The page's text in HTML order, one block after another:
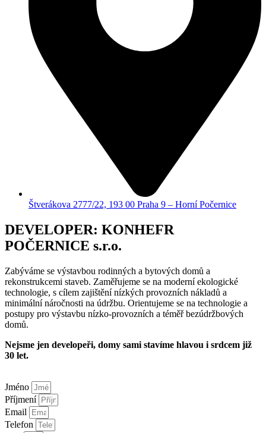
Štverákova 2777/22, 193 00 Praha 9 – Horní Počernice
DEVELOPER: KONHEFR
POČERNICE s.r.o.
Zabýváme se výstavbou rodinných a bytových domů a
rekonstrukcemi staveb. Zaměřujeme se na moderní ekologické
technologie, s cílem zajištění nízkých provozních nákladů a
minimální náročnosti na údržbu. Orientujeme se na technologie a
postupy pro výstavbu nízko-provozních a téměř bezúdržbových
domů.
Nejsme jen developeři, domy sami stavíme hlavou i srdcem již
30 let.
Jméno
Příjmení
Email
Telefon